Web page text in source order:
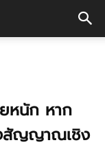
หนัก หาก
สัญญาณเชิง